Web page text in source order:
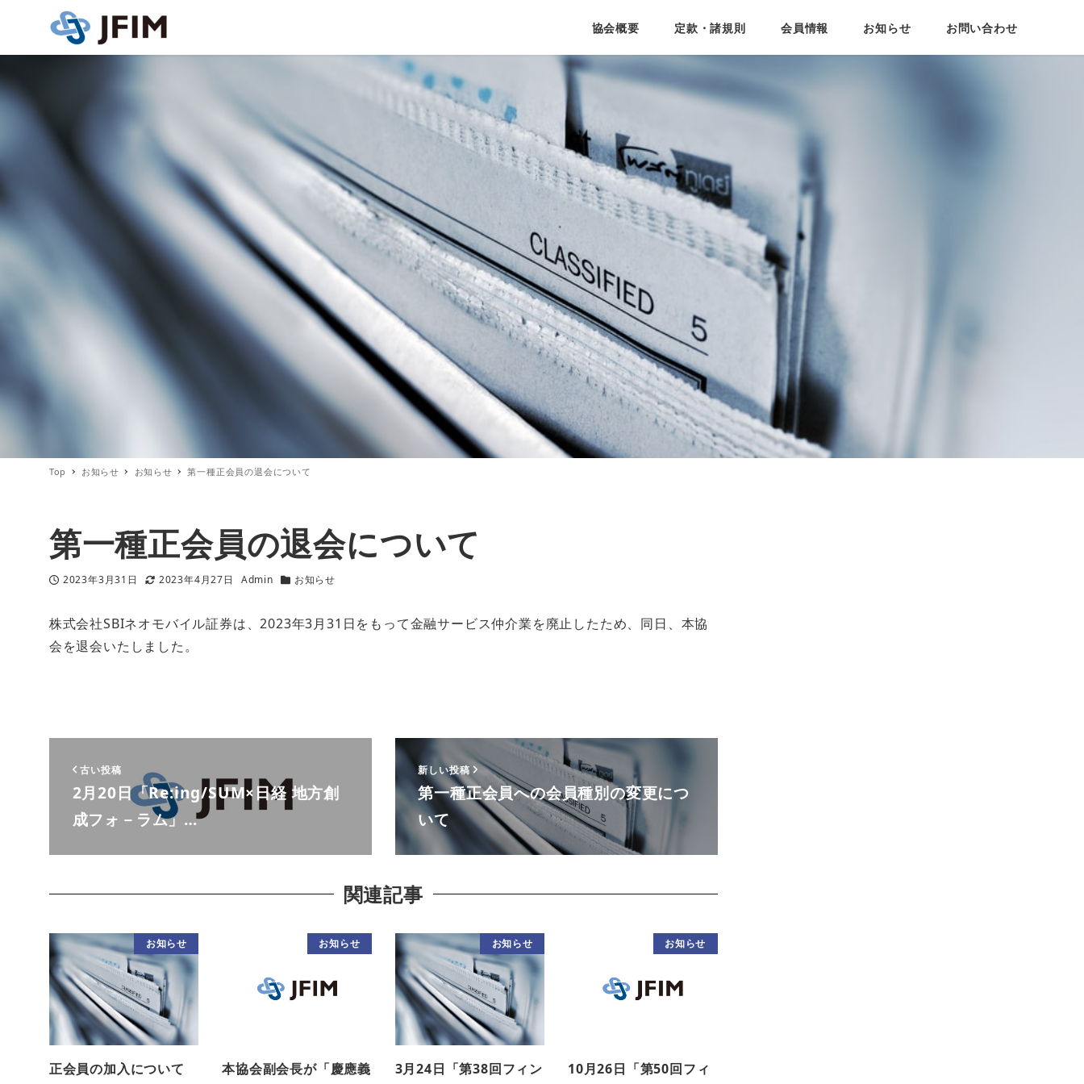
協会概要 定款・諸規則 会員情報 お知らせ お問い合わせ
Top お知らせ お知らせ 第一種正会員の退会について
第一種正会員の退会について
投稿日
2023年3月31日
更新日
2023年4月27日
著
Admin
カテゴリー
お知らせ
株式会社SBIネオモバイル証券は、2023年3月31日をもって金融サービス仲介業を廃止したため、同日、本協
会を退会いたしました。
古い投稿
2月20日「Re:ing/SUM×日経 地方創
成フォ－ラム」…
新しい投稿
第一種正会員への会員種別の変更につ
いて
関連記事
お知らせ
正会員の加入について
お知らせ
本協会副会長が「慶應義
お知らせ
3月24日「第38回フィン
お知らせ
10月26日「第50回フィ